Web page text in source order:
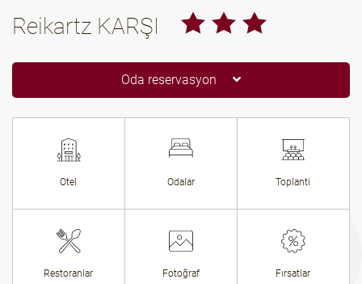
Reikartz KARŞI
Oda reservasyon
Otel Odalar Toplanti
Restoranlar Fotoğraf Fırsatlar